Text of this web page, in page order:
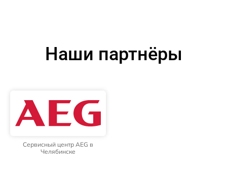
Наши партнёры
Сервисный центр AEG в
Челябинске